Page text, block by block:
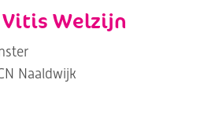
Welzijn
Naaldwijk